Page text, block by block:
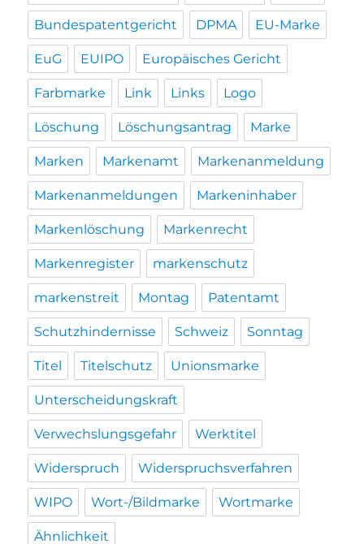
Bundespatentgericht DPMA EU-Marke
EuG EUIPO Europäisches Gericht
Farbmarke Link Links Logo
Löschung Löschungsantrag Marke
Marken Markenamt Markenanmeldung
Markenanmeldungen Markeninhaber
Markenlöschung Markenrecht
Markenregister markenschutz
markenstreit Montag Patentamt
Schutzhindernisse Schweiz Sonntag
Titel Titelschutz Unionsmarke
Unterscheidungskraft
Verwechslungsgefahr Werktitel
Widerspruch Widerspruchsverfahren
WIPO Wort-/Bildmarke Wortmarke
Ähnlichkeit